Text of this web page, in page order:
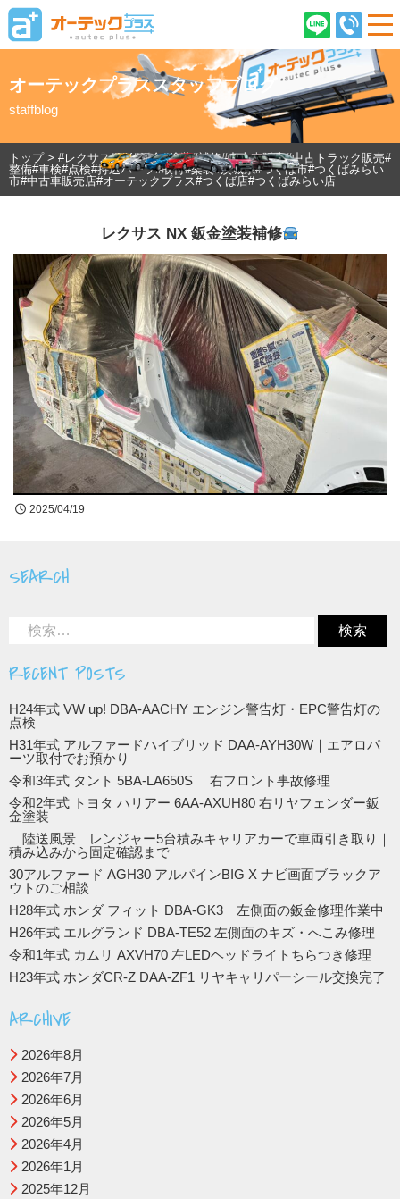
ご契約後のお客様へ 店舗情報
企業情報 採用情報
在庫車情報
オーテックプラスとは
ご購入の流れ
オーテック安心保証
車検・ピットサービス
買取無料査定
お問合せ
オーテックプラススタッフブログ
staffblog
トップ> #レクサス#NX#鈑金#塗装#補修#中古車販売#中古トラック販売#
整備#車検#点検#持込パーツ#取付#架装#茨城県#つくば市#つくばみらい
市#中古車販売店#オーテックプラス#つくば店#つくばみらい店
レクサス NX 鈑金塗装補修
2025/04/19
SEARCH
RECENT POSTS
H24年式 VW up! DBA-AACHY エンジン警告灯・EPC警告灯の
点検
H31年式 アルファードハイブリッド DAA-AYH30W｜エアロパ
ーツ取付でお預かり
令和3年式 タント 5BA-LA650S 右フロント事故修理
令和2年式 トヨタ ハリアー 6AA-AXUH80 右リヤフェンダー鈑
金塗装
陸送風景 レンジャー5台積みキャリアカーで車両引き取り｜
積み込みから固定確認まで
30アルファード AGH30 アルパインBIG X ナビ画面ブラックア
ウトのご相談
H28年式 ホンダ フィット DBA-GK3 左側面の鈑金修理作業中
H26年式 エルグランド DBA-TE52 左側面のキズ・へこみ修理
令和1年式 カムリ AXVH70 左LEDヘッドライトちらつき修理
H23年式 ホンダCR-Z DAA-ZF1 リヤキャリパーシール交換完了
ARCHIVE
2026年8月
2026年7月
2026年6月
2026年5月
2026年4月
2026年1月
2025年12月